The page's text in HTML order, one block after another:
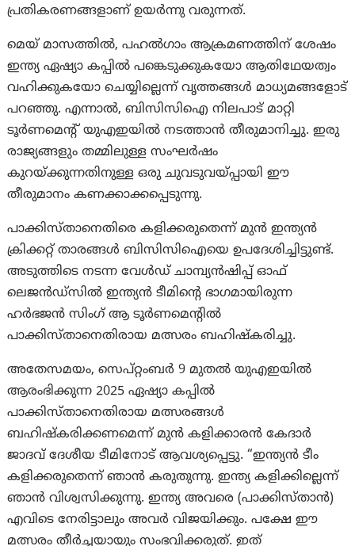
പ്രതികരണങ്ങളാണ് ഉയര്‍ന്നു വരുന്നത്.
മെയ് മാസത്തിൽ, പഹൽഗാം ആക്രമണത്തിന് ശേഷം
ഇന്ത്യ ഏഷ്യാ കപ്പിൽ പങ്കെടുക്കുകയോ ആതിഥേയത്വം
വഹിക്കുകയോ ചെയ്യില്ലെന്ന് വൃത്തങ്ങൾ മാധ്യമങ്ങളോട്
പറഞ്ഞു. എന്നാൽ, ബിസിസിഐ നിലപാട് മാറ്റി
ടൂർണമെന്റ് യുഎഇയിൽ നടത്താൻ തീരുമാനിച്ചു. ഇരു
രാജ്യങ്ങളും തമ്മിലുള്ള സംഘർഷം
കുറയ്ക്കുന്നതിനുള്ള ഒരു ചുവടുവയ്പ്പായി ഈ
തീരുമാനം കണക്കാക്കപ്പെടുന്നു.
പാക്കിസ്താനെതിരെ കളിക്കരുതെന്ന് മുൻ ഇന്ത്യൻ
ക്രിക്കറ്റ് താരങ്ങൾ ബിസിസിഐയെ ഉപദേശിച്ചിട്ടുണ്ട്.
അടുത്തിടെ നടന്ന വേൾഡ് ചാമ്പ്യൻഷിപ്പ് ഓഫ്
ലെജൻഡ്‌സിൽ ഇന്ത്യൻ ടീമിന്റെ ഭാഗമായിരുന്ന
ഹർഭജൻ സിംഗ് ആ ടൂർണമെന്റിൽ
പാക്കിസ്താനെതിരായ മത്സരം ബഹിഷ്കരിച്ചു.
അതേസമയം, സെപ്റ്റംബർ 9 മുതൽ യുഎഇയിൽ
ആരംഭിക്കുന്ന 2025 ഏഷ്യാ കപ്പിൽ
പാക്കിസ്താനെതിരായ മത്സരങ്ങൾ
ബഹിഷ്കരിക്കണമെന്ന് മുൻ കളിക്കാരൻ കേദാർ
ജാദവ് ദേശീയ ടീമിനോട് ആവശ്യപ്പെട്ടു. “ഇന്ത്യൻ ടീം
കളിക്കരുതെന്ന് ഞാൻ കരുതുന്നു. ഇന്ത്യ കളിക്കില്ലെന്ന്
ഞാൻ വിശ്വസിക്കുന്നു. ഇന്ത്യ അവരെ (പാക്കിസ്താന്‍)
എവിടെ നേരിട്ടാലും അവർ വിജയിക്കും. പക്ഷേ ഈ
മത്സരം തീർച്ചയായും സംഭവിക്കരുത്. ഇത്